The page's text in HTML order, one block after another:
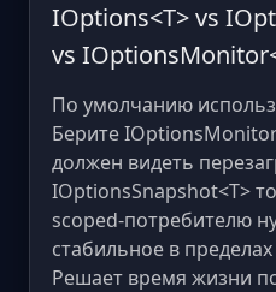
IOptions<T> vs
vs
По умолчанию
Берите
должен видеть
IOptionsSnapshot<T>
scoped-потребителю
стабильное в
Решает время жизни